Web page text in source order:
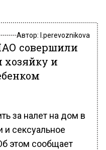
Автор: l.perevoznikova
совершили
хозяйку и
за налет на дом в
и сексуальное
этом сообщает